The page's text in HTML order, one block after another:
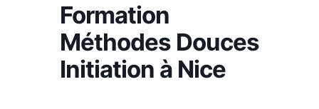
Formation
Méthodes Douces
Initiation à Nice